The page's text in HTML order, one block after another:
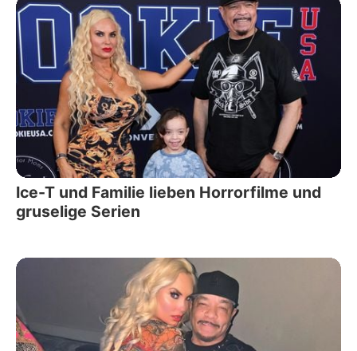
Ice-T und Familie lieben Horrorfilme und
gruselige Serien